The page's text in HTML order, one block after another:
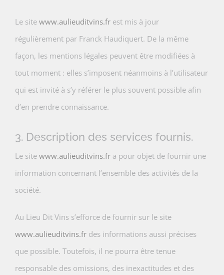
Le site www.aulieuditvins.fr est mis à jour
régulièrement par Franck Haudiquert. De la même
façon, les mentions légales peuvent être modifiées à
tout moment : elles s’imposent néanmoins à l’utilisateur
qui est invité à s’y référer le plus souvent possible afin
d’en prendre connaissance.
3. Description des services fournis.
Le site www.aulieuditvins.fr a pour objet de fournir une
information concernant l’ensemble des activités de la
société.
Au Lieu Dit Vins s’efforce de fournir sur le site
www.aulieuditvins.fr des informations aussi précises
que possible. Toutefois, il ne pourra être tenue
responsable des omissions, des inexactitudes et des